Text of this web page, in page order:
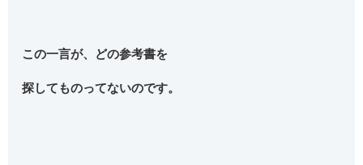
この一言が、どの参考書を
探してものってないのです。